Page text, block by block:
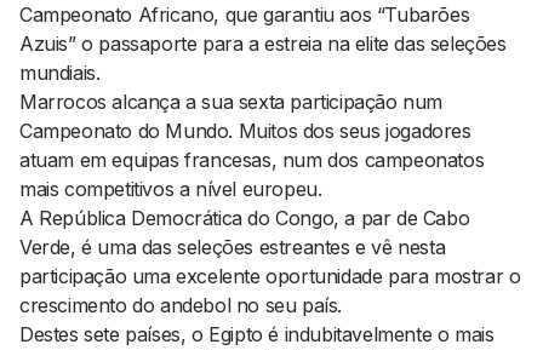
Campeonato Africano, que garantiu aos “Tubarões
Azuis” o passaporte para a estreia na elite das seleções
mundiais.
Marrocos alcança a sua sexta participação num
Campeonato do Mundo. Muitos dos seus jogadores
atuam em equipas francesas, num dos campeonatos
mais competitivos a nível europeu.
A República Democrática do Congo, a par de Cabo
Verde, é uma das seleções estreantes e vê nesta
participação uma excelente oportunidade para mostrar o
crescimento do andebol no seu país.
Destes sete países, o Egipto é indubitavelmente o mais